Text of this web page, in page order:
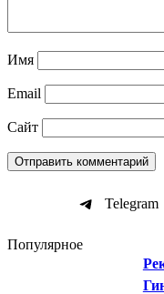
Имя
Email
Сайт
Telegram
Популярное